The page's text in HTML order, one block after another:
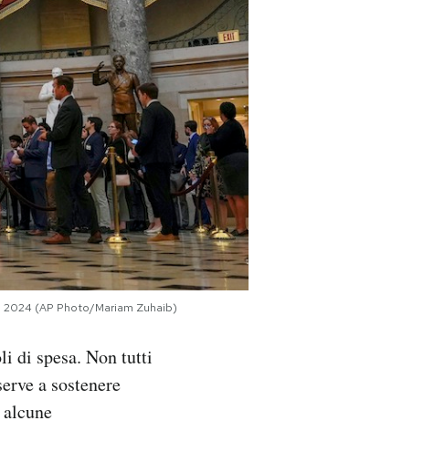
2024 (AP Photo/Mariam Zuhaib)
di spesa. Non tutti
a sostenere